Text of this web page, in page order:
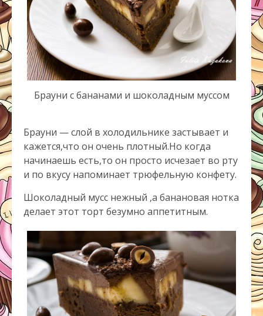
Брауни с бананами и шоколадным муссом
Брауни — слой в холодильнике застывает и
кажется,что он очень плотный.Но когда
начинаешь есть,то он просто исчезает во рту
и по вкусу напоминает трюфельную конфету.
Шоколадный мусс нежный ,а банановая нотка
делает этот торт безумно аппетитным.